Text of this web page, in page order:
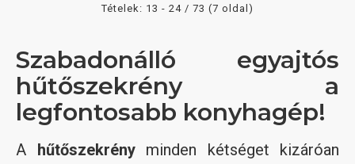
Tételek: 13 - 24 / 73 (7 oldal)
Szabadonálló egyajtós
hűtőszekrény a
legfontosabb konyhagép!
A hűtőszekrényminden kétséget kizáróan